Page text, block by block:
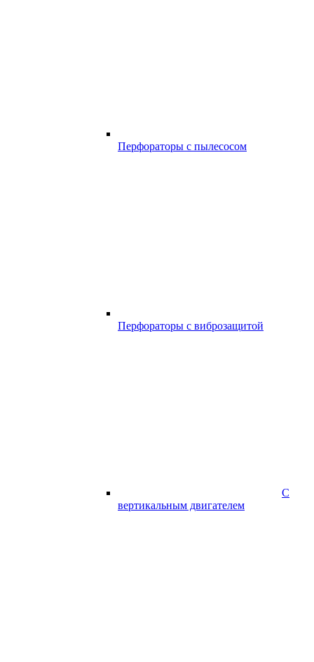
Перфораторы с пылесосом
Перфораторы с виброзащитой
С
вертикальным двигателем